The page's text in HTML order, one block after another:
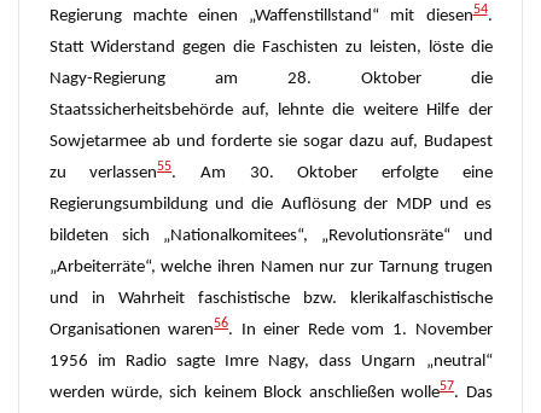
Regierung machte einen „Waffenstillstand“ mit diesen54.
Statt Widerstand gegen die Faschisten zu leisten, löste die
Nagy-Regierung am 28. Oktober die
Staatssicherheitsbehörde auf, lehnte die weitere Hilfe der
Sowjetarmee ab und forderte sie sogar dazu auf, Budapest
zu verlassen55. Am 30. Oktober erfolgte eine
Regierungsumbildung und die Auflösung der MDP und es
bildeten sich „Nationalkomitees“, „Revolutionsräte“ und
„Arbeiterräte“, welche ihren Namen nur zur Tarnung trugen
und in Wahrheit faschistische bzw. klerikalfaschistische
Organisationen waren56. In einer Rede vom 1. November
1956 im Radio sagte Imre Nagy, dass Ungarn „neutral“
werden würde, sich keinem Block anschließen wolle57. Das